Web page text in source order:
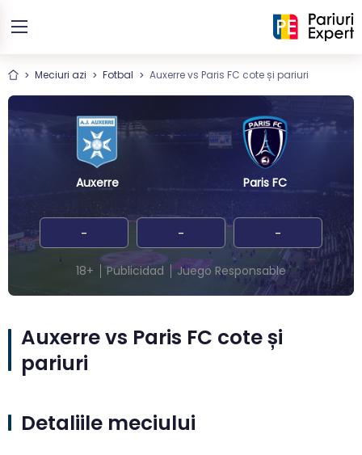
Meciuri azi Fotbal Auxerre vs Paris FC cote și pariuri
Auxerre Paris FC
- - -
18+ Publicidad Juego Responsable
Auxerre vs Paris FC cote și
pariuri
Detaliile meciului